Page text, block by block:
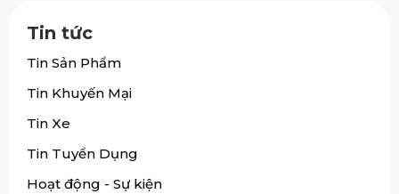
Tin tức
Tin Sản Phẩm
Tin Khuyến Mại
Tin Xe
Tin Tuyển Dụng
Hoạt động - Sự kiện